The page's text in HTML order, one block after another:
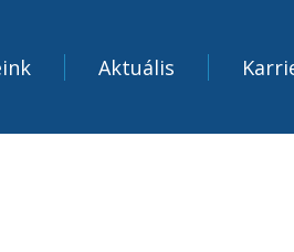
Aktuális